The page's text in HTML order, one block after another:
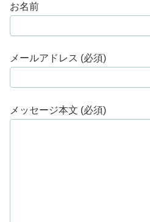
お名前
メールアドレス (必須)
メッセージ本文 (必須)